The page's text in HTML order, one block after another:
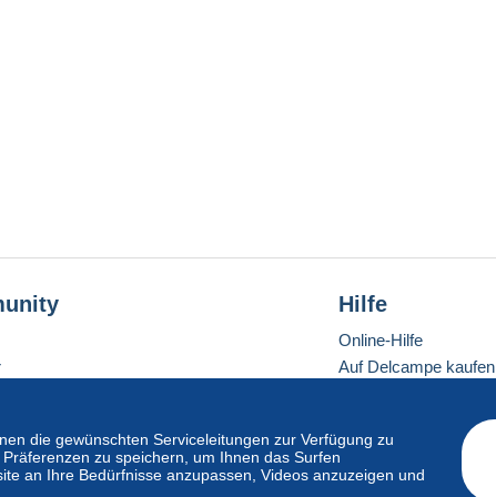
die gewünschten Serviceleitungen zur Verfügung zu
zu speichern, um Ihnen das Surfen
an Ihre Bedürfnisse anzupassen, Videos anzuzeigen und
Hilfe
Online-Hilfe
Auf Delcampe kaufen
Eine sichere Website